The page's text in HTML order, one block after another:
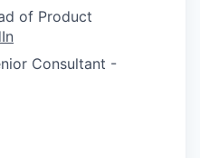
of Product
Consultant -